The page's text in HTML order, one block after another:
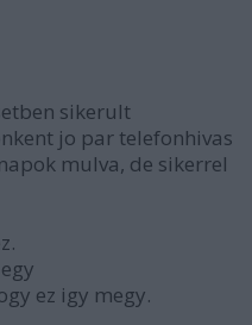
sikerult
jo par telefonhivas
mulva, de sikerrel
ez igy megy.